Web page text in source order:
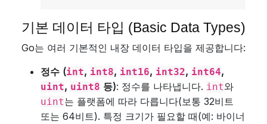
기본 데이터 타입 (Basic Data Types)
Go는 여러 기본적인 내장 데이터 타입을 제공합니다:
정수 (int, int8, int16, int32, int64,
uint, uint8 등): 정수를 나타냅니다. int와
uint는 플랫폼에 따라 다릅니다(보통 32비트
또는 64비트). 특정 크기가 필요할 때(예: 바이너